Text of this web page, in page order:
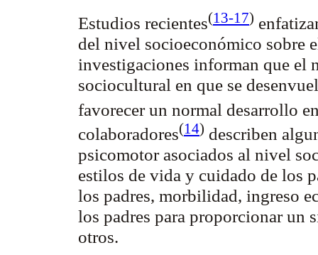
Estudios recientes(13-17)
del nivel socioeconómico sobre
investigaciones informan que el
sociocultural en que se
favorecer un normal desarrollo
colaboradores(14) describen
psicomotor asociados al nivel
estilos de vida y cuidado de los
los padres, morbilidad, ingreso
los padres para proporcionar un
otros.